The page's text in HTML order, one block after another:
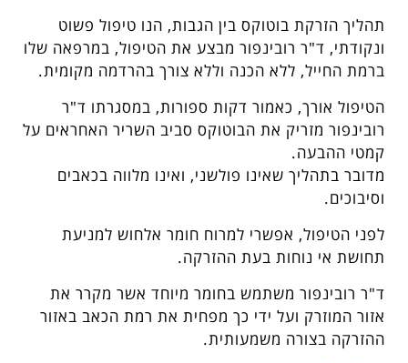
תהליך הזרקת בוטוקס בין הגבות, הנו טיפול פשוט
ונקודתי, ד"ר רובינפור מבצע את הטיפול, במרפאה שלו
ברמת החייל, ללא הכנה וללא צורך בהרדמה מקומית.
הטיפול אורך, כאמור דקות ספורות, במסגרתו ד"ר
רובינפור מזריק את הבוטוקס סביב השריר האחראים על
קמטי ההבעה.
מדובר בתהליך שאינו פולשני, ואינו מלווה בכאבים
וסיבוכים.
לפני הטיפול, אפשרי למרוח חומר אלחוש למניעת
תחושת אי נוחות בעת ההזרקה.
ד"ר רובינפור משתמש בחומר מיוחד אשר מקרר את
אזור המוזרק ועל ידי כך מפחית את רמת הכאב באזור
ההזרקה בצורה משמעותית.